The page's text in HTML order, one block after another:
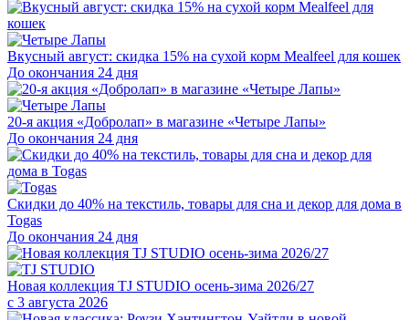
Вкусный август: скидка 15% на сухой корм Mealfeel для кошек
До окончания 24 дня
20-я акция «Добролап» в магазине «Четыре Лапы»
До окончания 24 дня
Скидки до 40% на текстиль, товары для сна и декор для дома в
Togas
До окончания 24 дня
Новая коллекция TJ STUDIO осень-зима 2026/27
с 3 августа 2026